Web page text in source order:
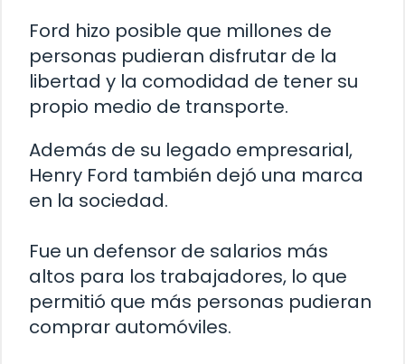
Ford hizo posible que millones de
personas pudieran disfrutar de la
libertad y la comodidad de tener su
propio medio de transporte.
Además de su legado empresarial,
Henry Ford también dejó una marca
en la sociedad.
Fue un defensor de salarios más
altos para los trabajadores, lo que
permitió que más personas pudieran
comprar automóviles.